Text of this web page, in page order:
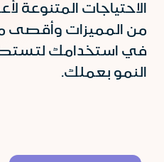
الاحتياجات المتنوعة
من المميزات وأقصى
في استخدامك
النمو بعملك.